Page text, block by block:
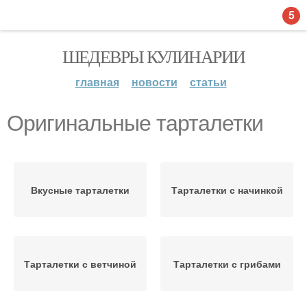
ШЕДЕВРЫ КУЛИНАРИИ
главная новости статьи
Оригинальные тарталетки
Вкусные тарталетки Тарталетки с начинкой
Тарталетки с ветчиной Тарталетки с грибами
5